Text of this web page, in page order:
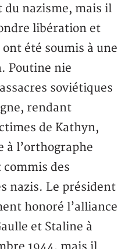
du nazisme, mais il
libération et
été soumis à une
Poutine nie
soviétiques
rendant
de Kathyn,
à l’orthographe
des
nazis. Le président
honoré l’alliance
et Staline à